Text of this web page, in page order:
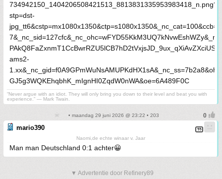
“Never argue with an idiot. They will only bring you down to their level and beat you with
experience.” ― Mark Twain.
• maandag 29 juni 2026 @ 23:22 • 203
mario390
Naomi,de echte winaar v. Jaar
Man man Deutschland 0:1 achter😀
▼ Advertentie door Refinery89